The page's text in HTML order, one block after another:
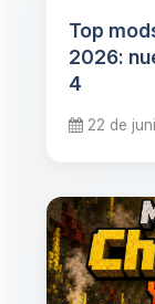
Top
2026:
4
22 de